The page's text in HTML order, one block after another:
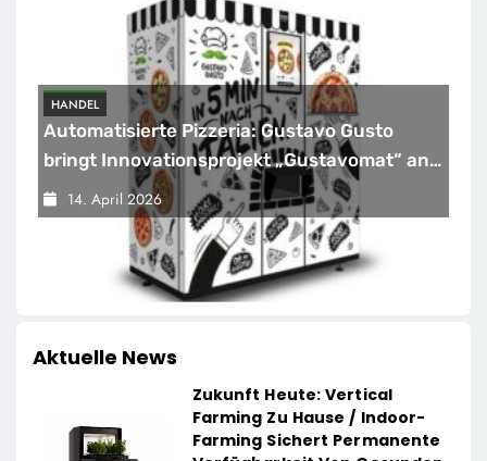
HANDEL
Automatisierte Pizzeria: Gustavo Gusto
bringt Innovationsprojekt „Gustavomat“ an
den Start
14. April 2026
Aktuelle News
Zukunft Heute: Vertical
Farming Zu Hause / Indoor-
Farming Sichert Permanente